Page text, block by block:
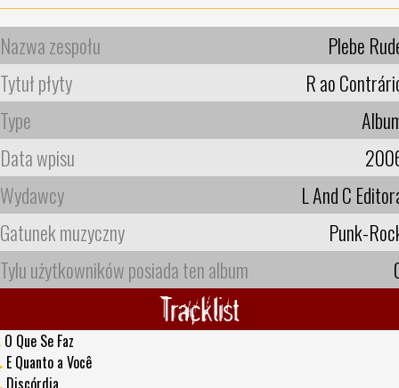
Nazwa zespołu
Plebe
Tytuł płyty
R ao
Type
Data wpisu
Wydawcy
L And C
Gatunek muzyczny
Punk-
Tylu użytkowników posiada ten album
Tracklist
O Que Se Faz
E Quanto a Você
Discórdia